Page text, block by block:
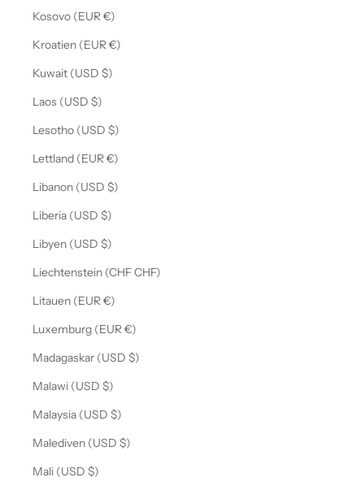
Kosovo (EUR €)
Kroatien (EUR €)
Kuwait (USD $)
Laos (USD $)
Lesotho (USD $)
Lettland (EUR €)
Libanon (USD $)
Liberia (USD $)
Libyen (USD $)
Liechtenstein (CHF CHF)
Litauen (EUR €)
Luxemburg (EUR €)
Madagaskar (USD $)
Malawi (USD $)
Malaysia (USD $)
Malediven (USD $)
Mali (USD $)